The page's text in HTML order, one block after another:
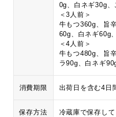
0g、白ネギ30g
＜3人前＞
牛もつ360g、旨
60g、白ネギ60g
＜4人前＞
牛もつ480g、旨
ラ90g、白ネギ
消費期限 出荷日を含む4日
保存方法 冷蔵庫で保存し